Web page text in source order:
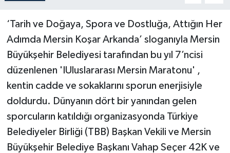
‘Tarih ve Doğaya, Spora ve Dostluğa, Attığın Her
Adımda Mersin Koşar Arkanda’ sloganıyla Mersin
Büyükşehir Belediyesi tarafından bu yıl 7’ncisi
düzenlenen 'IUluslararası Mersin Maratonu' ,
kentin cadde ve sokaklarını sporun enerjisiyle
doldurdu. Dünyanın dört bir yanından gelen
sporcuların katıldığı organizasyonda Türkiye
Belediyeler Birliği (TBB) Başkan Vekili ve Mersin
Büyükşehir Belediye Başkanı Vahap Seçer 42K ve